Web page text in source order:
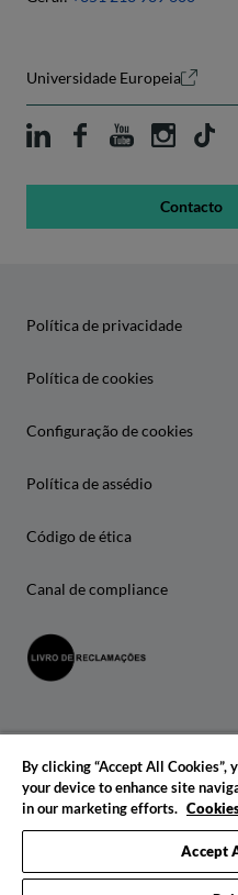
Universidade Europeia
Contacto
Política de privacidade
Política de cookies
Configuração de cookies
Política de assédio
Código de ética
Canal de compliance
© 2026 IADE. Todos os
By clicking “Accept All Cookies”,
your device to enhance site
in our marketing efforts.
Accept